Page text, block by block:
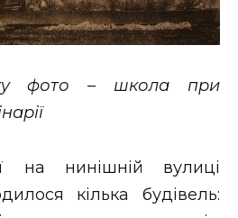
фото – школа при
на нинішній вулиці
кілька будівель: